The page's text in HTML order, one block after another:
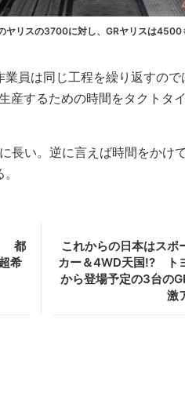
ヤリスの3700に対し、GRヤリスは4500
員は同じ工程を繰り返すので
産するための時間をタクトタ
い。逆に言えば時間をかけ
都
希
これからの日本はスポ
カー＆4WD天国!? ト
から登場予定の3台の
激